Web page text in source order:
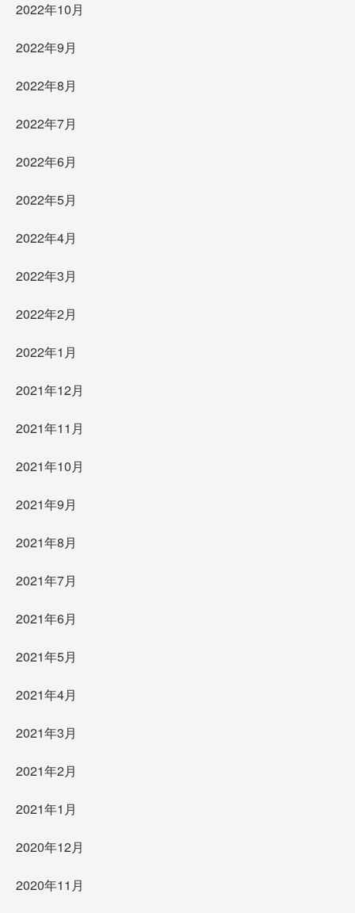
2022年10月
2022年9月
2022年8月
2022年7月
2022年6月
2022年5月
2022年4月
2022年3月
2022年2月
2022年1月
2021年12月
2021年11月
2021年10月
2021年9月
2021年8月
2021年7月
2021年6月
2021年5月
2021年4月
2021年3月
2021年2月
2021年1月
2020年12月
2020年11月